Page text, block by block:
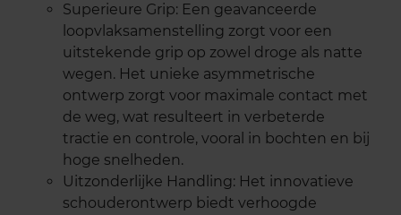
Superieure Grip: Een geavanceerde
loopvlaksamenstelling zorgt voor een
uitstekende grip op zowel droge als natte
wegen. Het unieke asymmetrische
ontwerp zorgt voor maximale contact met
de weg, wat resulteert in verbeterde
tractie en controle, vooral in bochten en bij
hoge snelheden.
Uitzonderlijke Handling: Het innovatieve
schouderontwerp biedt verhoogde